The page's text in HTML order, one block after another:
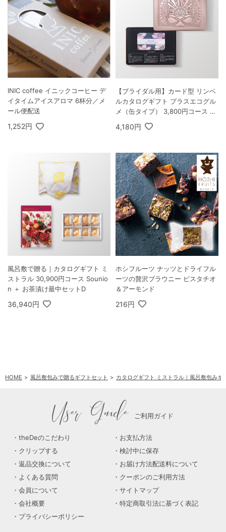
INIC coffee イニックコーヒー デ
イタイムアイスアロマ 6杯分／メ
ール便配送
1,252円
【ブライダル用】カード型 リンベ
ルカタログギフト プラスエコグル
メ（缶タイプ） 3,800円コース ヒ
アデス＆エコサターン
4,180円
風呂敷で贈る｜カタログギフト ミ
ストラル 30,900円コース Sounio
n ＋ お茶漬け最中セットD
36,940円
ホシフルーツ ナッツとドライフル
ーツの贅沢ブラウニー ピスタチオ
＆アーモンド
216円
HOME 風呂敷包みで贈るギフトセット カタログギフト ミストラル｜風呂敷包みギ
User Guide ご利用ガイド
theDeのこだわり
お支払方法
クリップする
検討中に保存
返品交換について
お届け方法配送料について
よくある質問
クーポンのご利用方法
会員について
サイトマップ
会社概要
特定商取引法に基づく表記
プライバシーポリシー